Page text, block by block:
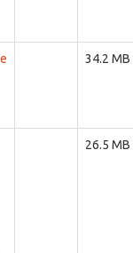
34.2 MB
26.5 MB